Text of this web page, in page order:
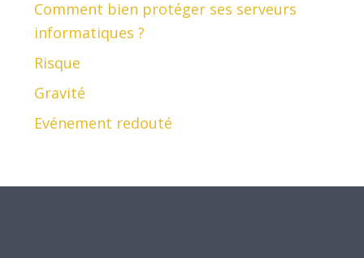
Comment bien protéger ses serveurs
informatiques ?
Risque
Gravité
Evénement redouté